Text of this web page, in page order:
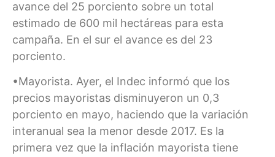
avance del 25 porciento sobre un total
estimado de 600 mil hectáreas para esta
campaña. En el sur el avance es del 23
porciento.
•Mayorista. Ayer, el Indec informó que los
precios mayoristas disminuyeron un 0,3
porciento en mayo, haciendo que la variación
interanual sea la menor desde 2017. Es la
primera vez que la inflación mayorista tiene